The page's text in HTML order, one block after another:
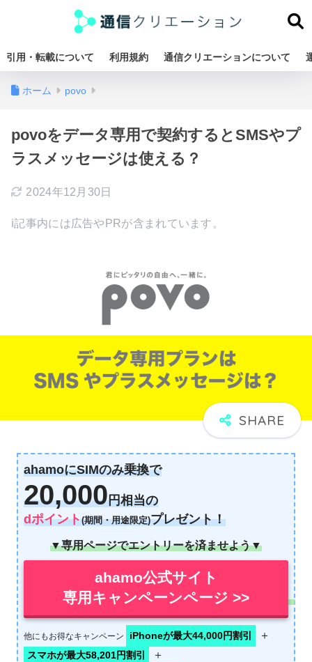
引用・転載について 利用規約 通信クリエーションについて
ホーム povo
povoをデータ専用で契約するとSMSやプ
ラスメッセージは使える？
2024年12月30日
ℹ︎記事内には広告やPRが含まれています。
ahamoにSIMのみ乗換で
20,000円相当の
dポイント(期間・用途限定)プレゼント！
▼専用ページでエントリーを済ませよう▼
ahamo公式サイト
専用キャンペーンページ >>
他にもお得なキャンペーン iPhoneが最大44,000円割引 ＋
スマホが最大58,201円割引 ＋